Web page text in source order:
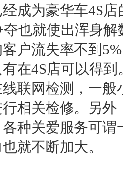
经成为豪华车4S店
夺也就使出浑身
户流失率不到
在4S店可以得到
联网检测，一
相关检修。另外
种关爱服务可
就不断加大。